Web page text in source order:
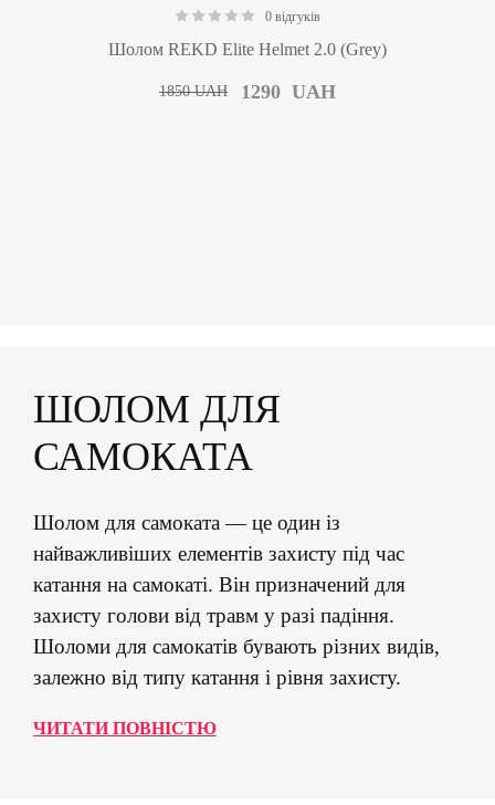
0 відгуків
Шолом REKD Elite Helmet 2.0 (Grey)
1290 UAH
1850UAH
ШОЛОМ ДЛЯ
САМОКАТА
Шолом для самоката — це один із
найважливіших елементів захисту під час
катання на самокаті. Він призначений для
захисту голови від травм у разі падіння.
Шоломи для самокатів бувають різних видів,
залежно від типу катання і рівня захисту.
ЧИТАТИ ПОВНІСТЮ